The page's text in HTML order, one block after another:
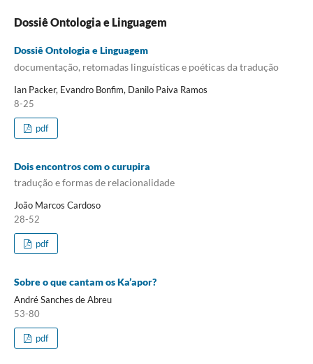
Dossiê Ontologia e Linguagem
Dossiê Ontologia e Linguagem
documentação, retomadas linguísticas e poéticas da tradução
Ian Packer, Evandro Bonfim, Danilo Paiva Ramos
8-25
pdf
Dois encontros com o curupira
tradução e formas de relacionalidade
João Marcos Cardoso
28-52
pdf
Sobre o que cantam os Ka’apor?
André Sanches de Abreu
53-80
pdf